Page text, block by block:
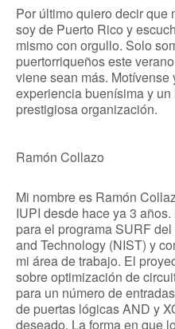
Por último quiero decir que
soy de Puerto Rico y
mismo con orgullo. Solo
puertorriqueños este
viene sean más. Motívense
experiencia buenísima y
prestigiosa organización.
Ramón Collazo
Mi nombre es Ramón
IUPI desde hace ya 3
para el programa SURF
and Technology (NIST) y
mi área de trabajo. El
sobre optimización de
para un número de
de puertas lógicas AND y
deseado. La forma en que